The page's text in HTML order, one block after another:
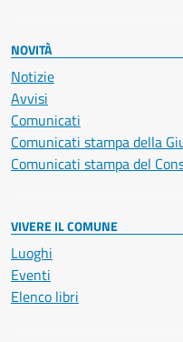
NOVITÀ
Notizie
Avvisi
Comunicati
Comunicati stampa della
Comunicati stampa del
VIVERE IL COMUNE
Luoghi
Eventi
Elenco libri